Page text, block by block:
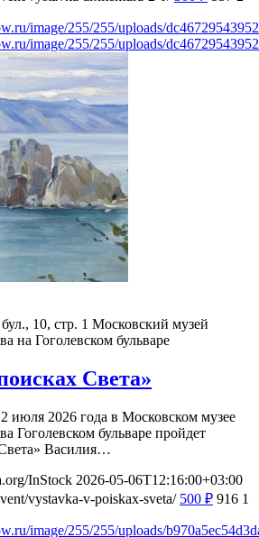
image/255/255/uploads/
image/255/255/uploads/
10, стр. 1 Московский музей
на Гоголевском бульваре
Света»
июля 2026 года в Московском музее
Гоголевском бульваре пройдет
Василия…
InStock 2026-05-06T12:16:00+03:00
vystavka-v-poiskax-sveta/ 500 ₽ 916 1
image/255/255/uploads/